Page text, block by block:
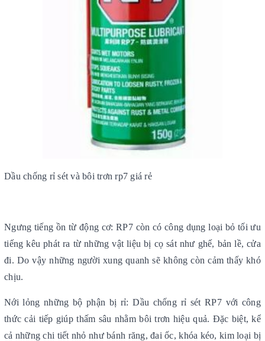
Dầu chống rỉ sét và bôi trơn rp7 giá rẻ
Ngưng tiếng ồn từ động cơ: RP7 còn có công dụng loại bỏ tối ưu
tiếng kêu phát ra từ những vật liệu bị cọ sát như ghế, bản lề, cửa
đi. Do vậy những người xung quanh sẽ không còn cảm thấy khó
chịu.
Nới lỏng những bộ phận bị rỉ: Dầu chống rỉ sét RP7 với công
thức cải tiếp giúp thấm sâu nhằm bôi trơn hiệu quả. Đặc biệt, kể
cả những chi tiết nhỏ như bánh răng, đai ốc, khóa kéo, kim loại bị